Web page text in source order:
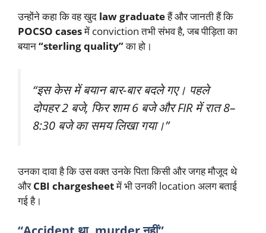
उन्होंने कहा कि वह खुद law graduateहैं और जानती हैं कि
POCSO casesमें conviction तभी संभव है, जब पीड़िता का
बयान“sterling quality”का हो।
“इस केस में बयान बार-बार बदले गए। पहले
दोपहर 2 बजे, फिर शाम 6 बजे और FIR में रात 8–
8:30 बजे का समय लिखा गया।”
उनका दावा है कि उस वक्त उनके पिता किसी और जगह मौजूद थे
औरCBI chargesheetमें भी उनकी location अलग बताई
गई है।